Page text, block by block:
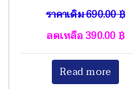
ราคาเดิม690.00฿
ลดเหลือ390.00฿
Read more